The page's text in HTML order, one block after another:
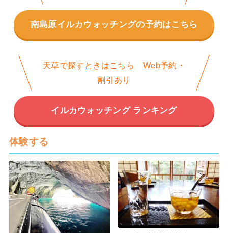
南島原イルカウォッチングの予約はこちら
天草で探すときはこちら Web予約・
割引あり
イルカウォッチング ランキング
体験する